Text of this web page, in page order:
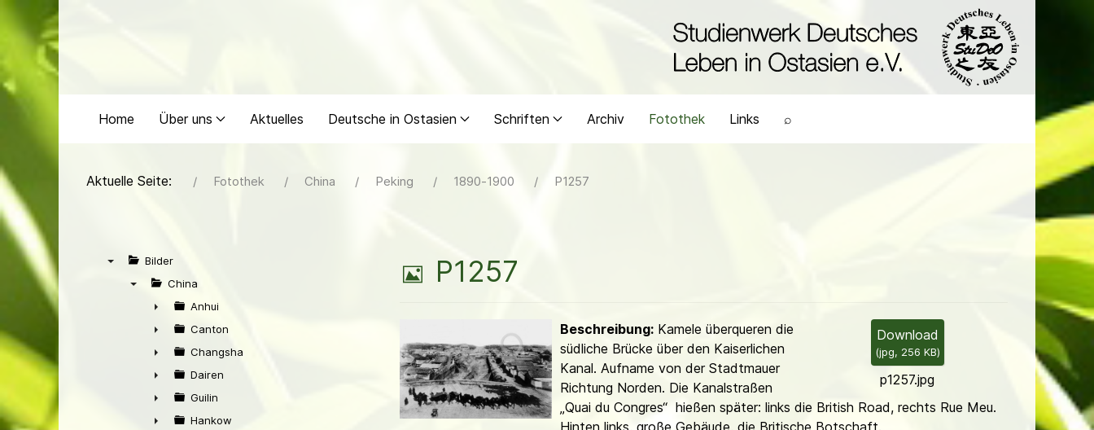
Home Über uns Aktuelles Deutsche in Ostasien Schriften Archiv Fotothek Links ⌕
Aktuelle Seite: Fotothek China Peking 1890-1900 P1257
Bilder
China
►
Anhui
►
Canton
►
Changsha
►
Dairen
►
Guilin
Hankow
B
l
d
P1257
Download
(jpg, 256 KB)
p1257.jpg
Beschreibung:Kamele überqueren die
südliche Brücke über den Kaiserlichen
Kanal. Aufname von der Stadtmauer
Richtung Norden. Die Kanalstraßen
„Quai du Congres“ hießen später: links die British Road, rechts Rue Meu.
Hinten links, große Gebäude, die Britische Botschaft.